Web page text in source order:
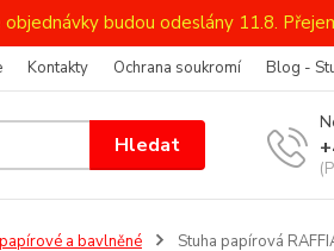
budou odeslány 11.8.
Kontakty Ochrana soukromí Blog -
Hledat
a bavlněné Stuha papírová